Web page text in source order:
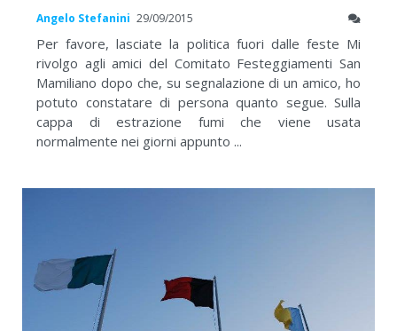
Angelo Stefanini 29/09/2015
Per favore, lasciate la politica fuori dalle feste Mi
rivolgo agli amici del Comitato Festeggiamenti San
Mamiliano dopo che, su segnalazione di un amico, ho
potuto constatare di persona quanto segue. Sulla
cappa di estrazione fumi che viene usata
normalmente nei giorni appunto ...